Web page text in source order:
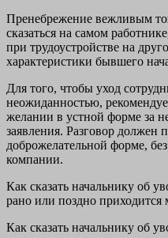
Пренебрежение вежливым
сказаться на самом
при трудоустройстве на
характеристики бывшего
Для того, чтобы уход
неожиданностью,
желании в устной форме за
заявления. Разговор должен
доброжелательной форме,
компании.
Как сказать начальнику об
рано или поздно приходится
Как сказать начальнику об